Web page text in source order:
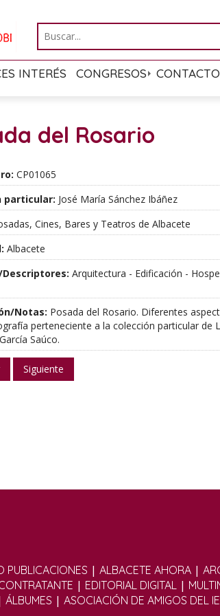
INTERÉS CONGRESOS CONTACTO
del Rosario
CP01065
particular: José María Sánchez Ibáñez
Cines, Bares y Teatros de Albacete
Albacete
Arquitectura - Edificación -
Notas: Posada del Rosario. Diferentes
perteneciente a la colección particular de
Saúco.
Siguiente
PUBLICACIONES | ALBACETE AHORA|
| EDITORIAL DIGITAL |
ÁLBUMES | ASOCIACIÓN DE AMIGOS DEL